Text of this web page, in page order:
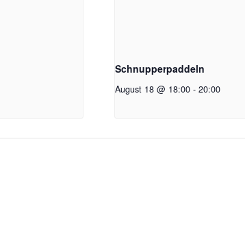
Schnupperpaddeln
August 18 @ 18:00 - 20:00